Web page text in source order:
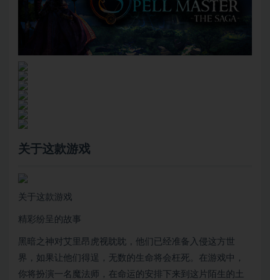
关于这款游戏
关于这款游戏
精彩纷呈的故事
黑暗之神对艾里昂虎视眈眈，他们已经准备入侵这方世
界，如果让他们得逞，无数的生命将会枉死。在游戏中，
你将扮演一名魔法师，在命运的安排下来到这片陌生的土